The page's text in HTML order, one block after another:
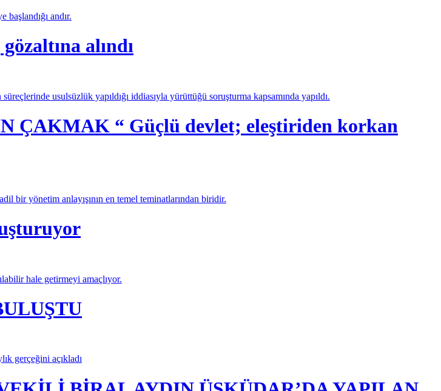
andır.
alındı
usulsüzlük yapıldığı iddiasıyla yürüttüğü soruşturma kapsamında yapıldı.
ÇAKMAK “ Güçlü devlet; eleştiriden korkan
bir yönetim anlayışının en temel teminatlarından biridir.
hale getirmeyi amaçlıyor.
gerçeğini açıkladı